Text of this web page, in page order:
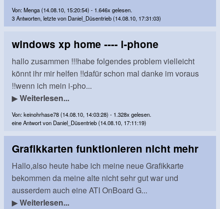
Von: Menga (14.08.10, 15:20:54) - 1.646x gelesen.
3 Antworten, letzte von Daniel_Düsentrieb (14.08.10, 17:31:03)
windows xp home ---- i-phone
hallo zusammen !!!habe folgendes problem vielleicht
könnt ihr mir helfen !!dafür schon mal danke im voraus
!!wenn ich mein i-pho...
▶Weiterlesen...
Von: keinohrhase78 (14.08.10, 14:03:28) - 1.328x gelesen.
eine Antwort von Daniel_Düsentrieb (14.08.10, 17:11:19)
Grafikkarten funktionieren nicht mehr
Hallo,also heute habe ich meine neue Grafikkarte
bekommen da meine alte nicht sehr gut war und
ausserdem auch eine ATI OnBoard G...
▶Weiterlesen...